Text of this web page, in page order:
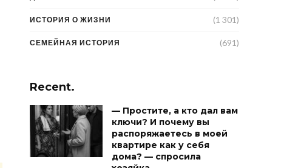
ИСТОРИЯ О ЖИЗНИ (1 301)
СЕМЕЙНАЯ ИСТОРИЯ (691)
Recent.
— Простите, а кто дал вам
ключи? И почему вы
распоряжаетесь в моей
квартире как у себя
дома? — спросила